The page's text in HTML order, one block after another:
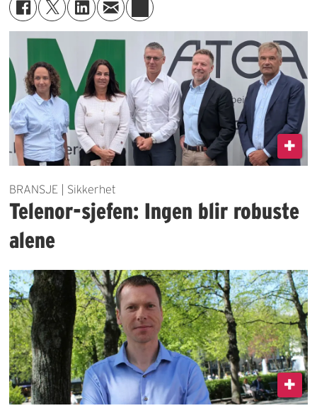
BRANSJE | Sikkerhet
Telenor-sjefen: Ingen blir robuste
alene